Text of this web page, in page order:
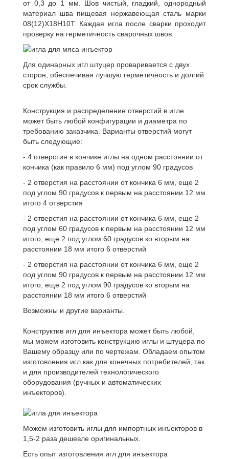
от 0,3 до 1 мм. Шов чистый, гладкий, однородный
материал шва пищевая нержавеющая сталь марки
08(12)Х18Н10Т. Каждая игла после сварки проходит
проверку на герметичность сварочных швов.
Для одинарных игл штуцер проваривается с двух
сторон, обеспечивая лучшую герметичность и долгий
срок службы.
Конструкция и распределение отверстий в игле
может быть любой конфигурации и диаметра по
требованию заказчика. Варианты отверстий могут
быть следующие:
- 4 отверстия в кончике иглы на одном расстоянии от
кончика (как правило 6 мм) под углом 90 градусов
- 2 отверстия на расстоянии от кончика 6 мм, еще 2
под углом 90 градусов к первым на расстоянии 12 мм
итого 4 отверстия
- 2 отверстия на расстоянии от кончика 6 мм, еще 2
под углом 60 градусов к первым на расстоянии 12 мм
итого, еще 2 под углом 60 градусов ко вторым на
расстоянии 18 мм итого 6 отверстий
- 2 отверстия на расстоянии от кончика 6 мм, еще 2
под углом 90 градусов к первым на расстоянии 12 мм
итого, еще 2 под углом 90 градусов ко вторым на
расстоянии 18 мм итого 6 отверстий
Возможны и другие варианты.
Конструктив игл для инъектора может быть любой,
мы можем изготовить конструкцию иглы и штуцера по
Вашему образцу или по чертежам. Обладаем опытом
изготовления игл как для конечных потребителей, так
и для производителей технологического
оборудования (ручных и автоматических
инъекторов).
Можем изготовить иглы для импортных инъекторов в
1,5-2 раза дешевле оригинальных.
Есть опыт изготовления игл для инъектора